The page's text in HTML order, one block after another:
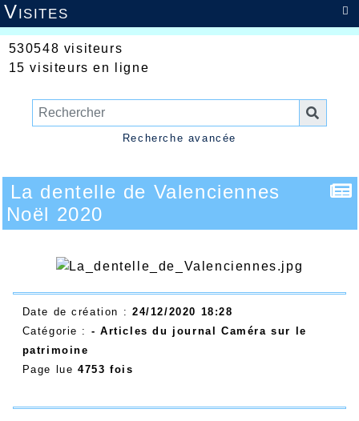

Visites
530548 visiteurs
15 visiteurs en ligne
Recherche avancée
La dentelle de Valenciennes
Noël 2020
Date de création : 24/12/2020 18:28
Catégorie : - Articles du journal Caméra sur le
patrimoine
Page lue 4753 fois